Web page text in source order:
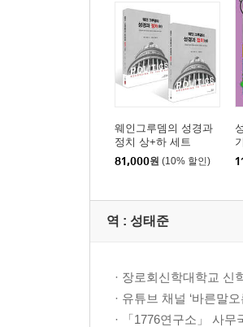
D. 적극적 우대 조치
E. 성별 기준 할당제
F. 농업 보조금 523
G. 관세(Tariffs) 536
H. 민사소송 변호사, 의료
I. 전국교육협회(NEA) 565
J. 아메리카 원주민 570
K. 도박(Gambling) 577
3부 결론적 고찰
A. 언론 편향성에 대한 대중
B. 언론인 여론조사 589
C. 언론이 침묵할 때, 한 나
웨인그루뎀의 성경과
정치 상+하 세트
81,000원 (10% 할인)
기
역 : 성태준
· 장로회신학대학교 신
· 유튜브 채널 ‘바른말
· 「1776연구소」 사무